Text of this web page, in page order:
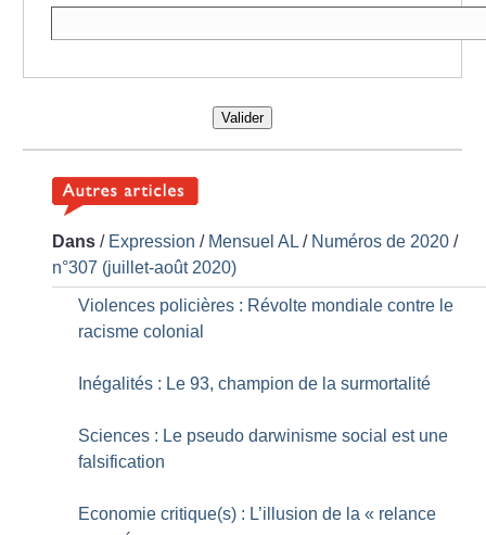
Valider
Dans / Expression / Mensuel AL / Numéros de 2020 /
n°307 (juillet-août 2020)
Violences policières : Révolte mondiale contre le
racisme colonial
Inégalités : Le 93, champion de la surmortalité
Sciences : Le pseudo darwinisme social est une
falsification
Economie critique(s) : L’illusion de la « relance